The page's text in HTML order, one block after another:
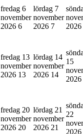
fredag 6
november
2026 6
lördag 7
november
2026 7
2026
fredag 13
november
2026 13
lördag 14
november
2026 14
15
2026
fredag 20
november
2026 20
lördag 21
november
2026 21
22
2026